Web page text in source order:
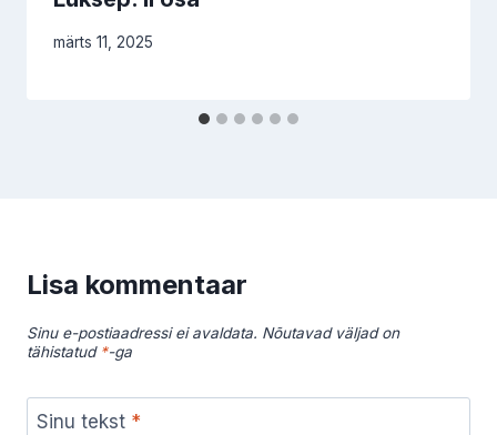
märts 11, 2025
Lisa kommentaar
Sinu e-postiaadressi ei avaldata. Nõutavad väljad on
tähistatud *-ga
Sinu tekst *